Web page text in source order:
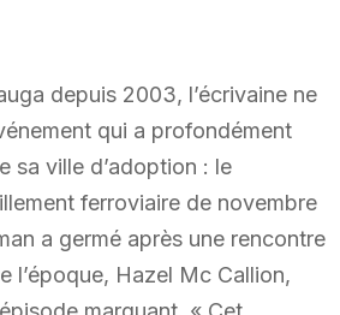
depuis 2003, l’écrivaine ne
qui a profondément
sa ville d’adoption : le
ferroviaire de novembre
a germé après une rencontre
l’époque, Hazel Mc Callion,